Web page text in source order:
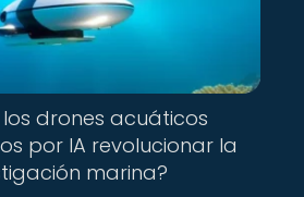
los drones acuáticos
por IA revolucionar la
marina?